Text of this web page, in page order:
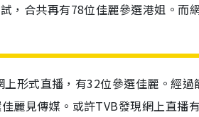
，合共再有78位佳麗參選港姐。而
形式直播，有32位參選佳麗。經
麗見傳媒。或許TVB發現網上直播